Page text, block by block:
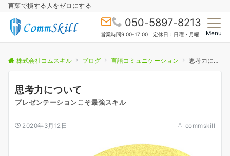
言葉で損する人をゼロにする
050-5897-8213
営業時間9:00-17:00 定休日：日曜・月曜 Menu
株式会社コムスキル ブログ 言語コミュニケーション 思考力について
思考力について
プレゼンテーションこそ最強スキル
2020年3月12日 commskill